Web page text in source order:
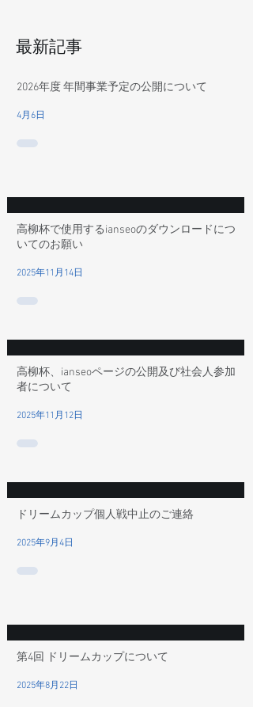
最新記事
2026年度 年間事業予定の公開について
4月6日
高柳杯で使用するianseoのダウンロードにつ
いてのお願い
2025年11月14日
高柳杯、ianseoページの公開及び社会人参加
者について
2025年11月12日
ドリームカップ個人戦中止のご連絡
2025年9月4日
第4回 ドリームカップについて
2025年8月22日